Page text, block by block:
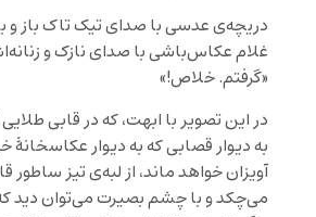
دریچه‌ی عدسی با صدای تیک تاک باز و
غلام عکاس‌باشی با صدای نازک و
«گرفتم. خلاص!»
در اين تصوير با ابهت، كه در قابی طلایی
به دیوار قصابی که به دیوار عکاسخانۀ
آویزان خواهد ماند، از لبه‌ی تيز ساطور
می‌چكد و با چشم بصیرت می‌توان دید